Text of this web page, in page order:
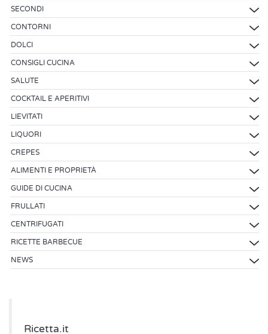
SECONDI
CONTORNI
DOLCI
CONSIGLI CUCINA
SALUTE
COCKTAIL E APERITIVI
LIEVITATI
LIQUORI
CREPES
ALIMENTI E PROPRIETÀ
GUIDE DI CUCINA
FRULLATI
CENTRIFUGATI
RICETTE BARBECUE
NEWS
Ricetta.it